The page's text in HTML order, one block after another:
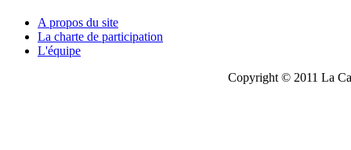
A propos du site
La charte de participation
L'équipe
Copyright © 2011 La